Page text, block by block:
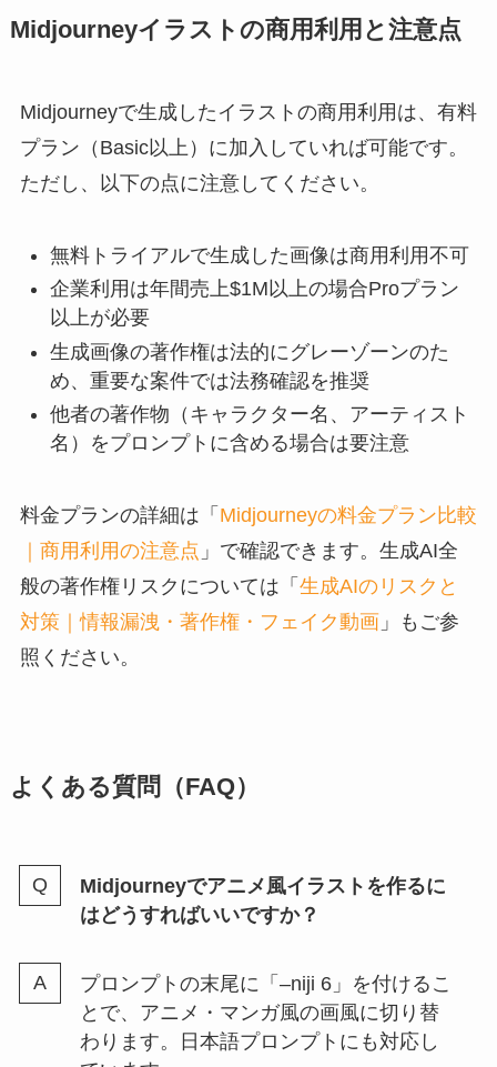
Midjourneyイラストの商用利用と注意点
Midjourneyで生成したイラストの商用利用は、有料
プラン（Basic以上）に加入していれば可能です。
ただし、以下の点に注意してください。
無料トライアルで生成した画像は商用利用不可
企業利用は年間売上$1M以上の場合Proプラン
以上が必要
生成画像の著作権は法的にグレーゾーンのた
め、重要な案件では法務確認を推奨
他者の著作物（キャラクター名、アーティスト
名）をプロンプトに含める場合は要注意
料金プランの詳細は「 Midjourneyの料金プラン比較
｜商用利用の注意点 」で確認できます。生成AI全
般の著作権リスクについては「 生成AIのリスクと
対策｜情報漏洩・著作権・フェイク動画」もご参
照ください。
よくある質問（FAQ）
Midjourneyでアニメ風イラストを作るに
はどうすればいいですか？
プロンプトの末尾に「–niji 6」を付けるこ
とで、アニメ・マンガ風の画風に切り替
わります。日本語プロンプトにも対応し